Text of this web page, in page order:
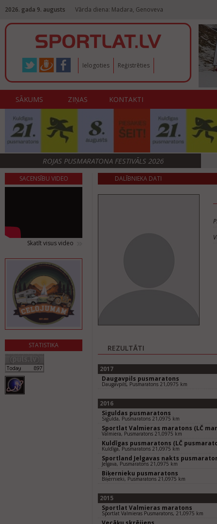
2026. gada 9. augusts Vārda diena: Madara, Genoveva
Ielogoties Reģistrēties
SĀKUMS ZIŅAS KONTAKTI
ROJAS PUSMARATONA FESTIVĀLS 2026
SACENSĪBU VIDEO
Skatīt visus video
STATISTIKA
DALĪBNIEKA DATI
REZULTĀTI
2017
Daugavpils pusmaratons
Daugavpils, Pusmaratons 21,0975 km
2016
Siguldas pusmaratons
Sigulda, Pusmaratons 21,0975 km
Sportlat Valmieras maratons (LČ
Valmiera, Pusmaratons 21,0975 km
Kuldīgas pusmaratons (LČ
Kuldīga, Pusmaratons 21,0975 km
Sportland Jelgavas nakts
Jelgava, Pusmaratons 21,0975 km
Biķernieku pusmaratons
Biķernieki, Pusmaratons 21,0975 km
2015
Sportlat Valmieras maratons
Sportlat Valmieras Pusmaratons, 21,0975 km